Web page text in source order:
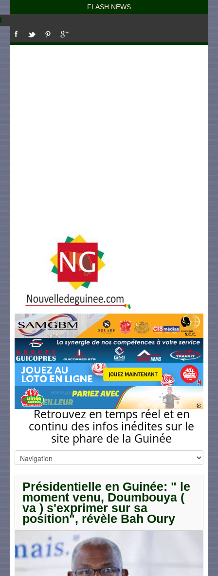
FLASH NEWS
Retrouvez en temps réel et en
continu des infos inédites sur le
site phare de la Guinée
Présidentielle en Guinée: " le
moment venu, Doumbouya (
va ) s'exprimer sur sa
position", révèle Bah Oury